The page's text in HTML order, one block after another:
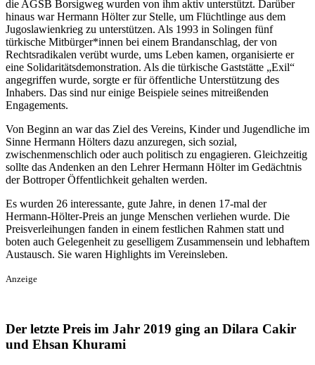
die AGSB Borsigweg wurden von ihm aktiv unterstützt. Darüber
hinaus war Hermann Hölter zur Stelle, um Flüchtlinge aus dem
Jugoslawienkrieg zu unterstützen. Als 1993 in Solingen fünf
türkische Mitbürger*innen bei einem Brandanschlag, der von
Rechtsradikalen verübt wurde, ums Leben kamen, organisierte er
eine Solidaritätsdemonstration. Als die türkische Gaststätte „Exil“
angegriffen wurde, sorgte er für öffentliche Unterstützung des
Inhabers. Das sind nur einige Beispiele seines mitreißenden
Engagements.
Von Beginn an war das Ziel des Vereins, Kinder und Jugendliche im
Sinne Hermann Hölters dazu anzuregen, sich sozial,
zwischenmenschlich oder auch politisch zu engagieren. Gleichzeitig
sollte das Andenken an den Lehrer Hermann Hölter im Gedächtnis
der Bottroper Öffentlichkeit gehalten werden.
Es wurden 26 interessante, gute Jahre, in denen 17-mal der
Hermann-Hölter-Preis an junge Menschen verliehen wurde. Die
Preisverleihungen fanden in einem festlichen Rahmen statt und
boten auch Gelegenheit zu geselligem Zusammensein und lebhaftem
Austausch. Sie waren Highlights im Vereinsleben.
Anzeige
Der letzte Preis im Jahr 2019 ging an Dilara Cakir
und Ehsan Khurami